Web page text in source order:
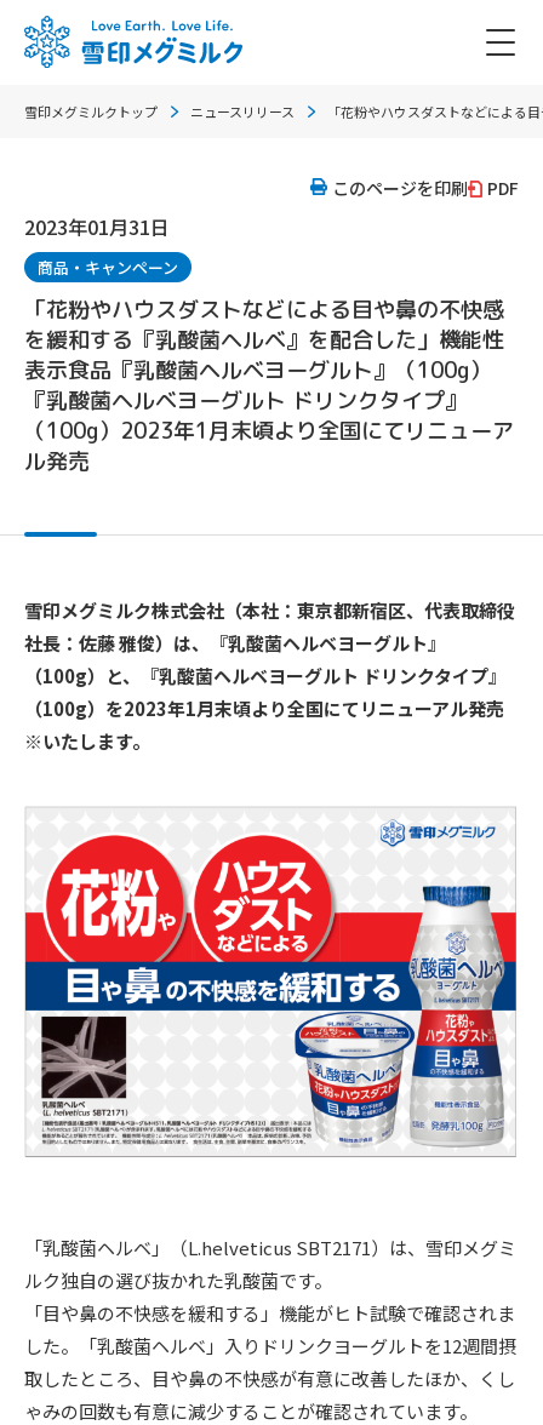
雪印メグミルクトップ ニュースリリース 「花粉やハウスダストなどによる
このページを印刷 PDF
2023年01月31日
商品・キャンペーン
「花粉やハウスダストなどによる目や鼻の不快感
を緩和する『乳酸菌ヘルベ』を配合した」機能性
表示食品『乳酸菌ヘルベヨーグルト』（100g）
『乳酸菌ヘルベヨーグルト ドリンクタイプ』
（100g）2023年1月末頃より全国にてリニューア
ル発売
雪印メグミルク株式会社（本社：東京都新宿区、代表取締役
社長：佐藤 雅俊）は、『乳酸菌ヘルベヨーグルト』
（100g）と、『乳酸菌ヘルベヨーグルト ドリンクタイプ』
（100g）を2023年1月末頃より全国にてリニューアル発売
※いたします。
「乳酸菌ヘルベ」（L.helveticus SBT2171）は、雪印メグミ
ルク独自の選び抜かれた乳酸菌です。
「目や鼻の不快感を緩和する」機能がヒト試験で確認されま
した。「乳酸菌ヘルベ」入りドリンクヨーグルトを12週間摂
取したところ、目や鼻の不快感が有意に改善したほか、くし
ゃみの回数も有意に減少することが確認されています。